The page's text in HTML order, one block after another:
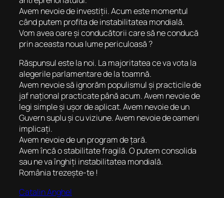
Avem nevoie de investiții. Acum este momentul
când putem profita de instabilitatea mondială.
Vom avea oare și conducătorii care să ne conducă
prin aceasta noua lume periculoasă ?
Răspunsul este la noi. La majoritatea ce va vota la
alegerile parlamentare de la toamnă.
Avem nevoie să ignorăm populismul și practicile de
jaf național practicate până acum. Avem nevoie de
legi simple și ușor de aplicat. Avem nevoie de un
Guvern suplu și cu viziune. Avem nevoie de oameni
implicați.
Avem nevoie de un program de țară.
Avem încă o stabilitate fragilă. O putem consolida
sau ne va înghiți instabilitatea mondială.
România trezește-te !
Catalin Anghel